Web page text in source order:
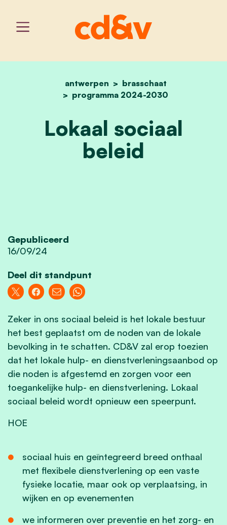
home
antwerpen
brasschaat
programma 2024-2030
lokaal sociaal beleid
Lokaal sociaal
beleid
Gepubliceerd
16/09/24
Deel dit standpunt
Zeker in ons sociaal beleid is het lokale bestuur
het best geplaatst om de noden van de lokale
bevolking in te schatten. CD&V zal erop toezien
dat het lokale hulp- en dienstverleningsaanbod op
die noden is afgestemd en zorgen voor een
toegankelijke hulp- en dienstverlening. Lokaal
sociaal beleid wordt opnieuw een speerpunt.
HOE
sociaal huis en geïntegreerd breed onthaal
met flexibele dienstverlening op een vaste
fysieke locatie, maar ook op verplaatsing, in
wijken en op evenementen
we informeren over preventie en het zorg- en